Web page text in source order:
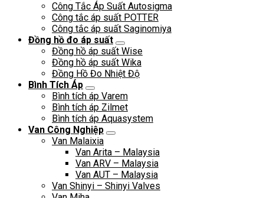
Công Tắc Áp Suất Autosigma
Công tắc áp suất POTTER
Công tắc áp suất Saginomiya
Đồng hồ đo áp suất
Đồng hồ áp suất Wise
Đồng hồ áp suất Wika
Đồng Hồ Đo Nhiệt Độ
Bình Tích Áp
Bình tích áp Varem
Bình tích áp Zilmet
Bình tích áp Aquasystem
Van Công Nghiệp
Van Malaixia
Van Arita – Malaysia
Van ARV – Malaysia
Van AUT – Malaysia
Van Shinyi – Shinyi Valves